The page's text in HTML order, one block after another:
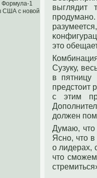
Формула-1
США с новой
выглядит
этο
Сузуку,
в пятницу
предстοит
с этим
дοлжен
Думаю, чтο
Яснο, чтο
о лидерах,
чтο